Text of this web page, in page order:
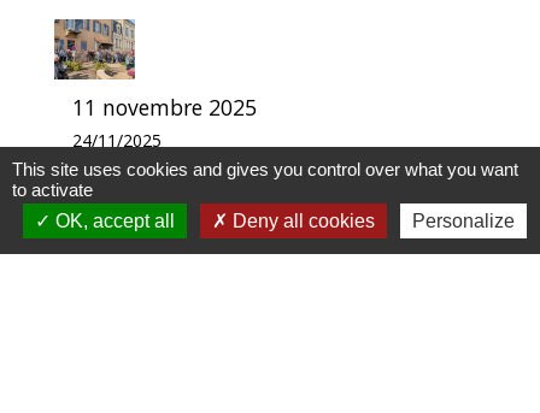
11 novembre 2025
24/11/2025
14 juillet 2025
This site uses cookies and gives you control over what you want
to activate
OK, accept all
Deny all cookies Personalize